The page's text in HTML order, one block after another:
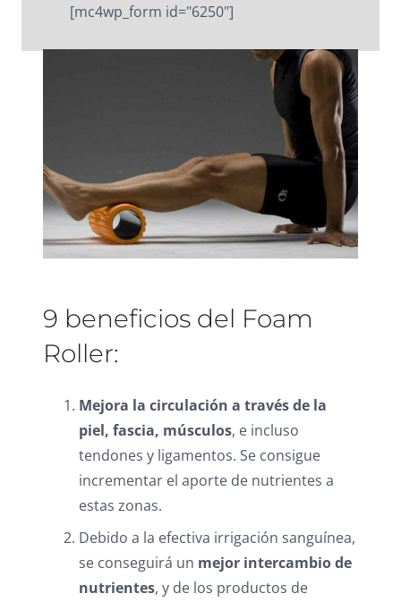
[mc4wp_form id="6250"]
9 beneficios del Foam
Roller:
Mejora la circulación a través de la
piel, fascia, músculos, e incluso
tendones y ligamentos. Se consigue
incrementar el aporte de nutrientes a
estas zonas.
Debido a la efectiva irrigación sanguínea,
se conseguirá un mejor intercambio de
nutrientes, y de los productos de